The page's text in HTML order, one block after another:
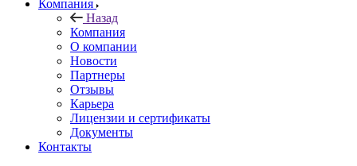
Компания
Назад
Компания
О компании
Новости
Партнеры
Отзывы
Карьера
Лицензии и сертификаты
Документы
Контакты